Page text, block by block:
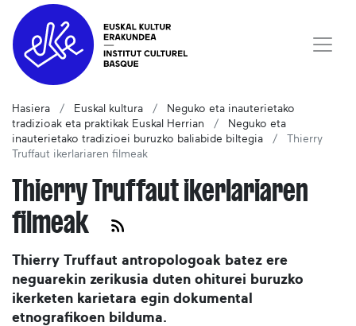
Hasiera Euskal kultura
Neguko eta inauterietako
tradizioak eta praktikak Euskal Herrian
Neguko eta
inauterietako tradizioei buruzko baliabide biltegia
Thierry
Truffaut ikerlariaren filmeak
Thierry Truffaut ikerlariaren
filmeak
Thierry Truffaut antropologoak batez ere
neguarekin zerikusia duten ohiturei buruzko
ikerketen karietara egin dokumental
etnografikoen bilduma.